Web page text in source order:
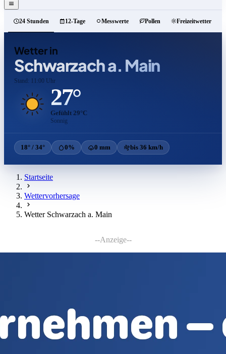
24 Stunden 12-Tage Messwerte Pollen Freizeitwetter
Wetter in
Schwarzach a. Main
Stand: 11:00 Uhr
27°
Gefühlt 29°C
Sonnig
18° / 34° 0% 0 mm bis 36 km/h
Startseite
Wettervorhersage
Wetter Schwarzach a. Main
--Anzeige--